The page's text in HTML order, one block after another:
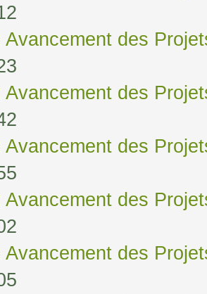
Avancement des
Avancement des
Avancement des
Avancement des
Avancement des